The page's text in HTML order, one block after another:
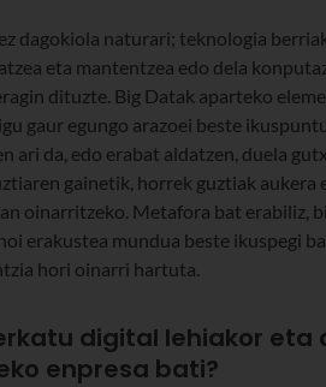
dagokiola naturari; teknologia
eta mantentzea edo dela
dituzte. Big Datak aparteko
gaur egungo arazoei beste
da, edo erabat aldatzen, duela
gainetik, horrek guztiak aukera
oinarritzeko. Metafora bat erabiliz,
erakustea mundua beste ikuspegi
hori oinarri hartuta.
digital lehiakor
enpresa bati?